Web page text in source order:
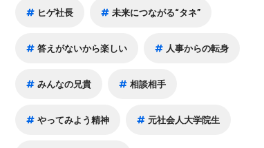
ヒゲ社長 未来につながる“タネ”
答えがないから楽しい 人事からの転身
みんなの兄貴 相談相手
やってみよう精神 元社会人大学院生